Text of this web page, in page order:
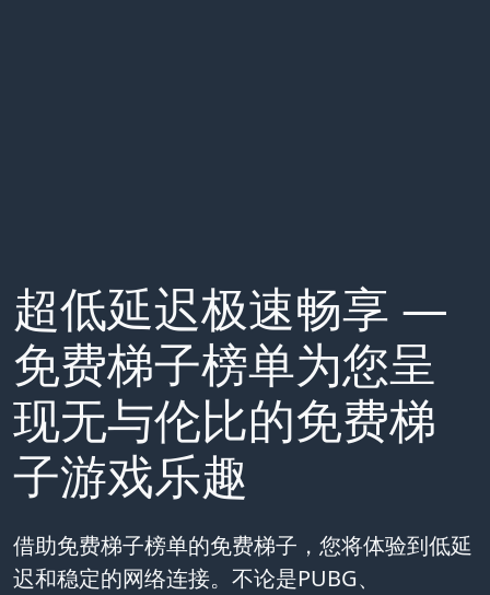
超低延迟极速畅享 —
免费梯子榜单为您呈
现无与伦比的免费梯
子游戏乐趣
借助免费梯子榜单的免费梯子，您将体验到低延
迟和稳定的网络连接。不论是PUBG、